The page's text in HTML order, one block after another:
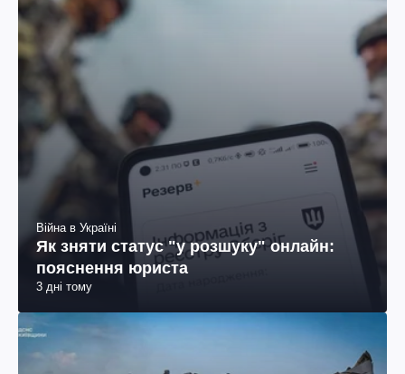
Війна в Україні
Як зняти статус "у розшуку" онлайн:
пояснення юриста
3 дні тому